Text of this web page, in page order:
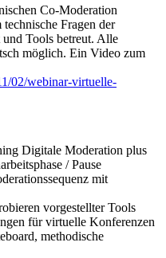
Co-Moderation
Fragen der
Tools betreut. Alle
möglich. Ein Video zum
02/webinar-virtuelle-
Digitale Moderation plus
/ Pause
mit
vorgestellter Tools
für virtuelle Konferenzen
methodische